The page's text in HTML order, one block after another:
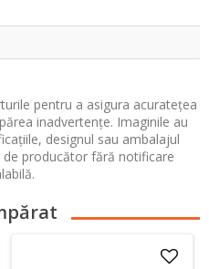
pentru a asigura acuratețea
inadvertențe. Imaginile au
designul sau ambalajul
producător fără notificare